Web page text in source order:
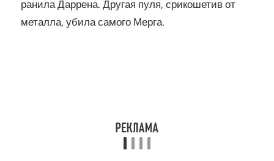
ранила Даррена. Другая пуля, срикошетив от
металла, убила самого Мерга.